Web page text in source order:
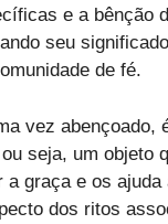
e a bênção
seu
de fé.
vez abençoado,
seja, um objeto
a graça e os ajuda
dos ritos